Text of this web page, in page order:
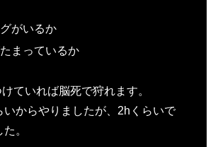
がいるか
まっているか
ていれば脳死で狩れます。
いからやりましたが、2hくらいで
。